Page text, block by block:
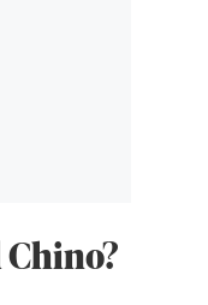
Chino?